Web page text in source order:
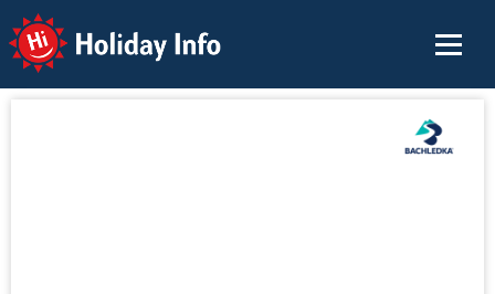
Holiday Info